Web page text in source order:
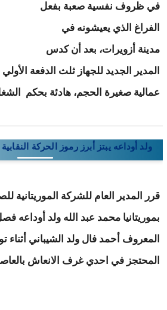
في ظروف نفسية صعبة بفعل
الفراغ الذي يعيشونه في
مدينة أزويرات، بعد أن كدس
المدير الجديد للجهاز ثلث الدفعة
عمالية صغيرة الحجم، هادئة بحكم
ولد أوداعه يبتز أبرز رموز الحركة
قرر المدير العام للشركة الموريتانية
بموريتانيا محمد عبد الله ولد أوداعه
المعروف أحمد فال ولد الشيباني أثناء
المحتجز في احدي غرف الانعاش